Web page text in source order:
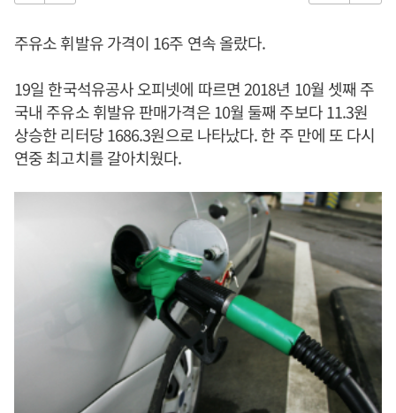
주유소 휘발유 가격이 16주 연속 올랐다.
19일 한국석유공사 오피넷에 따르면 2018년 10월 셋째 주
국내 주유소 휘발유 판매가격은 10월 둘째 주보다 11.3원
상승한 리터당 1686.3원으로 나타났다. 한 주 만에 또 다시
연중 최고치를 갈아치웠다.